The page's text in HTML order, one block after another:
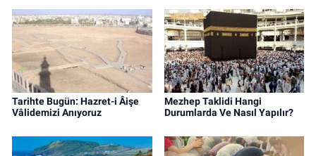
Tarihte Bugün: Hazret-i Âişe
Vâlidemizi Anıyoruz
Mezhep Taklidi Hangi
Durumlarda Ve Nasıl Yapılır?